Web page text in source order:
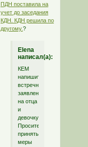
ПДН поставила на
учет до заседания
КДН. КДН решила по
другому.?
Elena
написал(а):
КЕМ
напишите
встречное
заявление
на отца
и
девочку.
Просите
принять
меры